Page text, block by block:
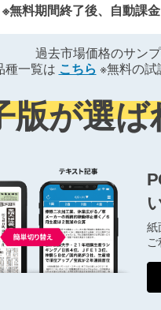
※無料期間終了後、自動課
過去市場価格のサン
種一覧は こちら ※無料の
版が選
紙